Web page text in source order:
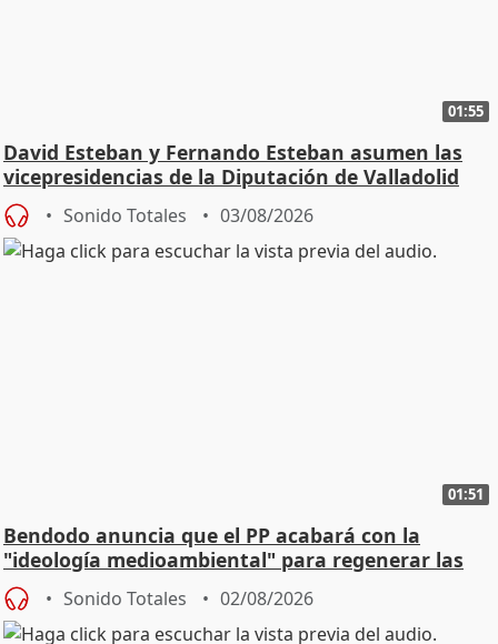
01:55
David Esteban y Fernando Esteban asumen las
vicepresidencias de la Diputación de Valladolid
Sonido Totales 03/08/2026
01:51
Bendodo anuncia que el PP acabará con la
"ideología medioambiental" para regenerar las
playas
Sonido Totales 02/08/2026